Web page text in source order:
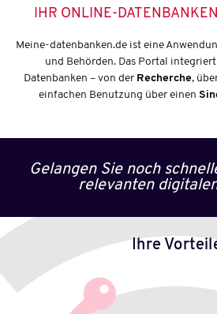
IHR ONLINE-
Meine-datenbanken.de ist eine
und Behörden. Das Portal
Datenbanken – von der Recherche,
einfachen Benutzung über einen
Gelangen Sie noch
relevanten
Ihre